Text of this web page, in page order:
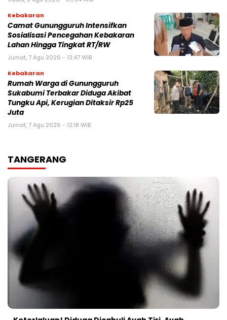
Kebakaran
‎‎Camat Gunungguruh Intensifkan
Sosialisasi Pencegahan Kebakaran
Lahan Hingga Tingkat RT/RW‎
Jumat, 7 Agu 2026 - 13:47 WIB
Kebakaran
‎Rumah Warga di Gunungguruh
Sukabumi Terbakar Diduga Akibat
Tungku Api, Kerugian Ditaksir Rp25
Juta
Jumat, 7 Agu 2026 - 12:18 WIB
TANGERANG